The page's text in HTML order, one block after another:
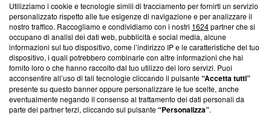
Questa sezione offre informazioni trasparenti su Blasting
News, sui nostri processi editoriali e su come ci impegniamo a
creare news di qualità. Inoltre, afferma la nostra aderenza a
‘Trust Project - News with Integrity’Blasting News non è
ancora membro del programma, ma ha richiesto di farne
parte; Trust Project non ha ancora effettuato una verifica di
conformità agli standard.
Su di noi
Utilizziamo i cookie e tecnologie simili di tracciamento per fornirti un servizio
personalizzato rispetto alle tue esigenze di navigazione e per analizzare il
nostro traffico. Raccogliamo e condividiamo con i nostri 1624partner che si
occupano di analisi dei dati web, pubblicità e social media, alcune
informazioni sul tuo dispositivo, come l’indirizzo IP e le caratteristiche del tuo
dispositivo, i quali potrebbero combinarle con altre informazioni che hai
fornito loro o che hanno raccolto dal tuo utilizzo dei loro servizi. Puoi
acconsentire all’uso di tali tecnologie cliccando il pulsante“Accetta tutti”
presente su questo banner oppure personalizzare le tue scelte, anche
eventualmente negando il consenso al trattamento dei dati personali da
parte dei partner terzi, cliccando sul pulsante“Personalizza”.